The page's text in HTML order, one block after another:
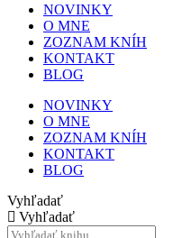
NOVINKY
O MNE
ZOZNAM KNÍH
KONTAKT
BLOG
NOVINKY
O MNE
ZOZNAM KNÍH
KONTAKT
BLOG
Vyhľadať
Vyhľadať